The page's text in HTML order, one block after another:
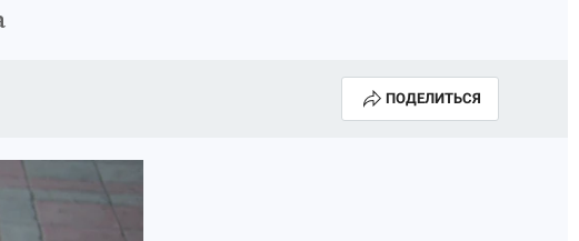
ПОДЕЛИТЬСЯ